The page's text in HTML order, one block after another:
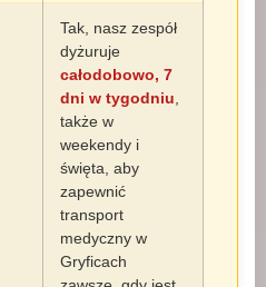
Tak, nasz zespół
dyżuruje
całodobowo, 7
dni w tygodniu
także w
weekendy i
święta, aby
zapewnić
transport
medyczny w
Gryficach